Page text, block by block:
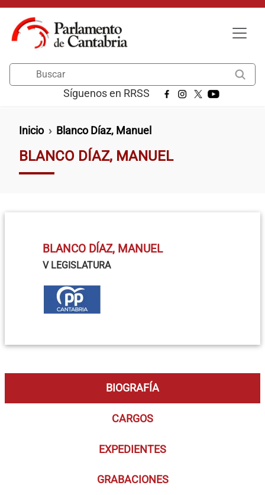
Pasar al contenido principal
Síguenos en RRSS
Ruta de navegación
Inicio Blanco Díaz, Manuel
BLANCO DÍAZ, MANUEL
BLANCO DÍAZ, MANUEL
V LEGISLATURA
BIOGRAFÍA
CARGOS
EXPEDIENTES
GRABACIONES